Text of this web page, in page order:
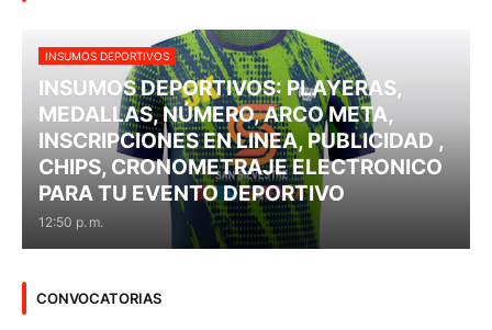
INSUMOS DEPORTIVOS
INSUMOS DEPORTIVOS: PLAYERAS,
MEDALLAS, NÚMERO, ARCO META,
INSCRIPCIONES EN LINEA, PUBLICIDAD ,
CHIPS, CRONOMETRAJE ELECTRONICO
PARA TU EVENTO DEPORTIVO
12:50 p. m.
CONVOCATORIAS